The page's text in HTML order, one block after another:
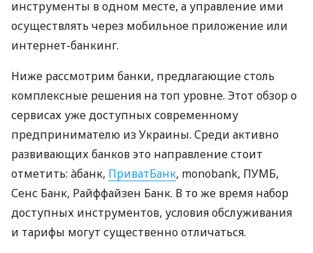
инструменты в одном месте, а управление ими
осуществлять через мобильное приложение или
интернет-банкинг.
Ниже рассмотрим банки, предлагающие столь
комплексные решения на топ уровне. Этот обзор о
сервисах уже доступных современному
предпринимателю из Украины. Среди активно
развивающих банков это направление стоит
отметить: àбанк, ПриватБанк, monobank, ПУМБ,
Сенс Банк, Райффайзен Банк. В то же время набор
доступных инструментов, условия обслуживания
и тарифы могут существенно отличаться.